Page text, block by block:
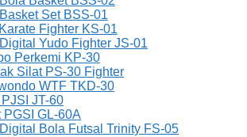
Set BSS-01
Fighter KS-01
Yudo Fighter JS-01
Perkemi KP-30
Silat PS-30 Fighter
WTF TKD-30
JT-60
PGSI GL-60A
Bola Futsal Trinity FS-05